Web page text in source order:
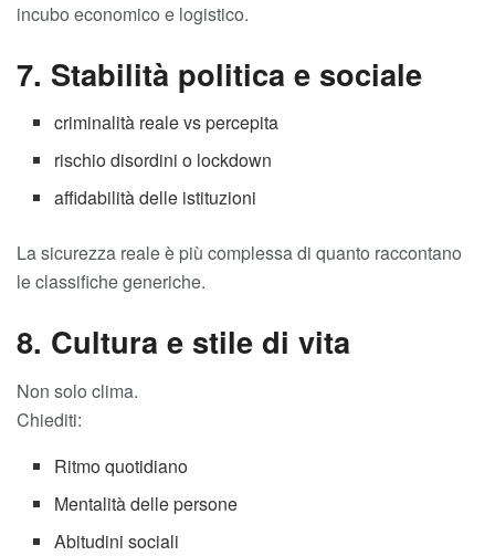
incubo economico e logistico.
7. Stabilità politica e sociale
criminalità reale vs percepita
rischio disordini o lockdown
affidabilità delle istituzioni
La sicurezza reale è più complessa di quanto raccontano
le classifiche generiche.
8. Cultura e stile di vita
Non solo clima.
Chiediti:
Ritmo quotidiano
Mentalità delle persone
Abitudini sociali